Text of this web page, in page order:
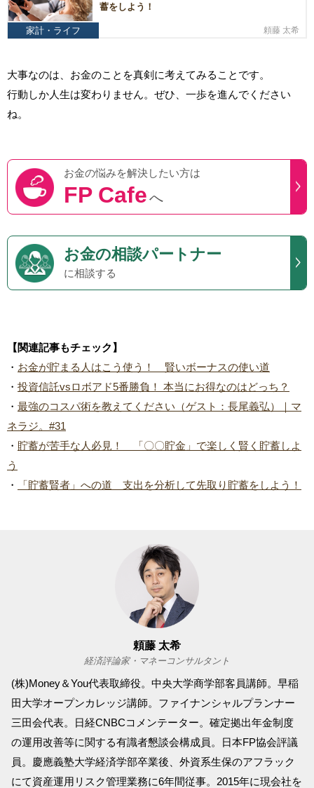
蓄をしよう！
家計・ライフ 頼藤 太希
大事なのは、お金のことを真剣に考えてみることです。
行動しか人生は変わりません。ぜひ、一歩を進んでください
ね。
お金の悩みを解決したい方は
FP Cafeへ
お金の相談パートナー
に相談する
【関連記事もチェック】
・ お金が貯まる人はこう使う！ 賢いボーナスの使い道
・ 投資信託vsロボアド5番勝負！ 本当にお得なのはどっち？
・ 最強のコスパ術を教えてください（ゲスト：長尾義弘）｜マ
ネラジ。#31
・ 貯蓄が苦手な人必見！ 「〇〇貯金」で楽しく賢く貯蓄しよ
う
・
「貯蓄賢者」への道 支出を分析して先取り貯蓄をしよう！
頼藤 太希
経済評論家・マネーコンサルタント
(株)Money＆You代表取締役。中央大学商学部客員講師。早稲
田大学オープンカレッジ講師。ファイナンシャルプランナー
三田会代表。日経CNBCコメンテーター。確定拠出年金制度
の運用改善等に関する有識者懇談会構成員。日本FP協会評議
員。慶應義塾大学経済学部卒業後、外資系生保のアフラック
にて資産運用リスク管理業務に6年間従事。2015年に現会社を